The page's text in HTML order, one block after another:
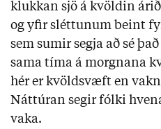
klukkan sjö á kvöldin
og yfir sléttunum beint
sem sumir segja að sé
sama tíma á morgnana
hér er kvöldsvæft en
Náttúran segir fólki
vaka.